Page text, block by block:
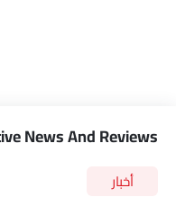
News And Reviews
أخبار